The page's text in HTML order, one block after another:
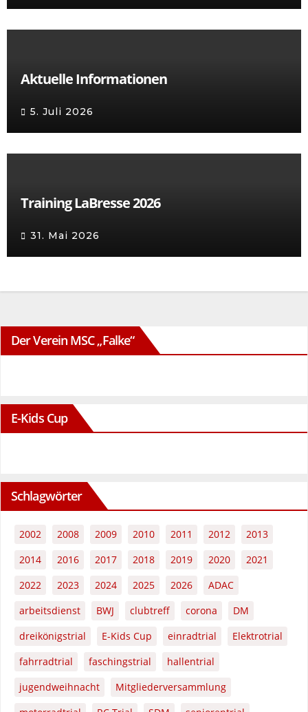
Aktuelle Informationen
5. Juli 2026
Training LaBresse 2026
31. Mai 2026
Der Verein MSC „Falke“
E-Kids Cup
Schlagwörter
2002 2008 2009 2010 2011 2012
2013
2014
2016 2017 2018 2019 2020
2021
2022
2023 2024 2025 2026
ADAC
arbeitsdienst
BWJ clubtreff corona
DM
dreikönigstrial
E-Kids Cup einradtrial
Elektrotrial
fahrradtrial
faschingstrial
hallentrial
jugendweihnacht
Mitgliederversammlung